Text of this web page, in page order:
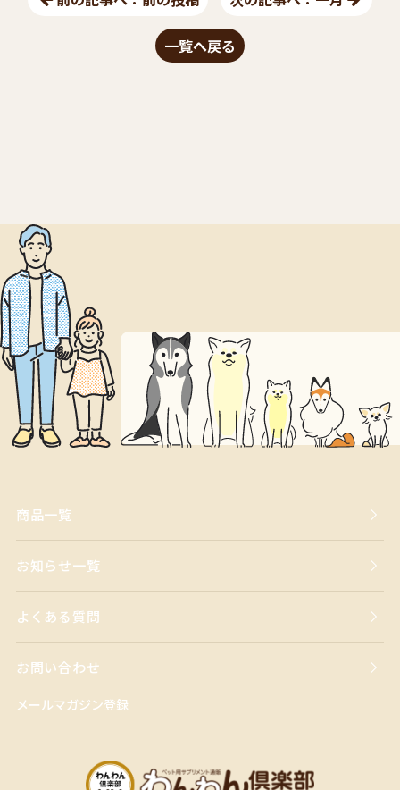
一覧へ戻る
商品一覧
お知らせ一覧
よくある質問
お問い合わせ
メールマガジン登録